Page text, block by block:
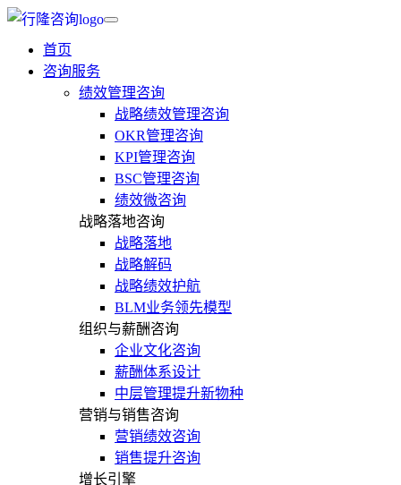
首页
咨询服务
绩效管理咨询
战略绩效管理咨询
OKR管理咨询
KPI管理咨询
BSC管理咨询
绩效微咨询
战略落地咨询
战略落地
战略解码
战略绩效护航
BLM业务领先模型
组织与薪酬咨询
企业文化咨询
薪酬体系设计
中层管理提升新物种
营销与销售咨询
营销绩效咨询
销售提升咨询
增长引擎